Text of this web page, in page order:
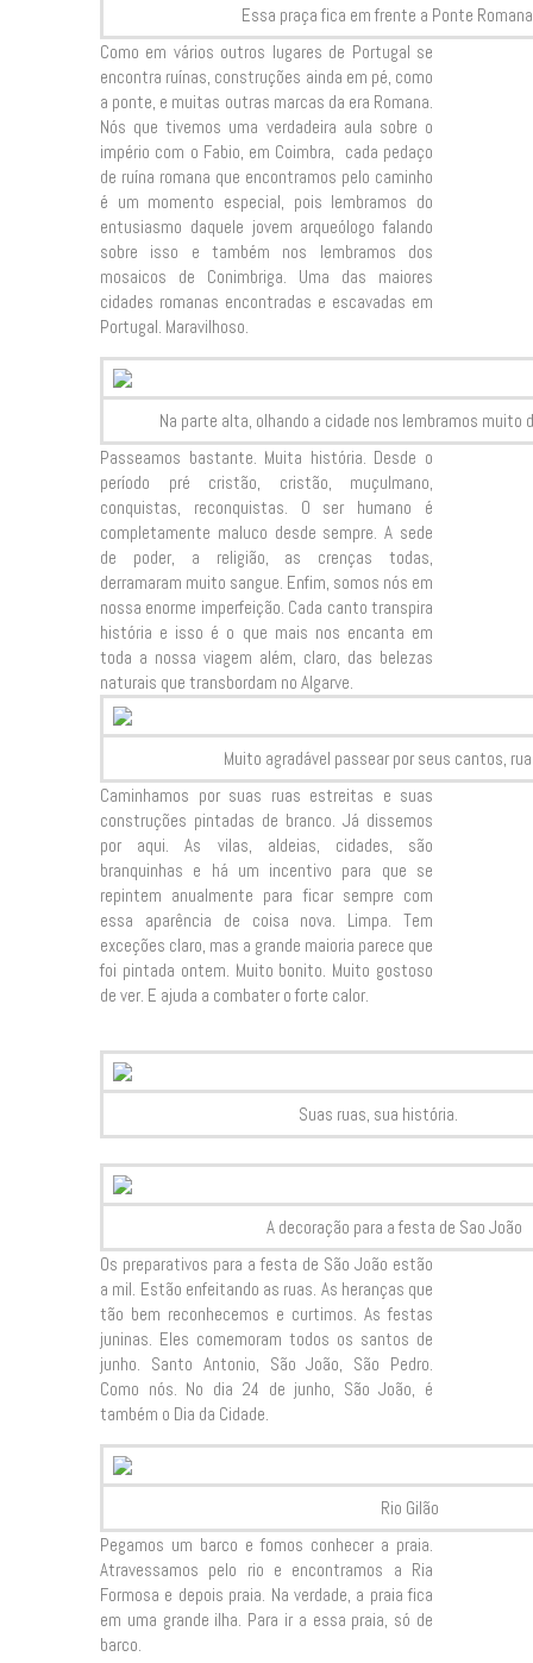
Essa praça fica em frente a Ponte
Como em vários outros lugares de Portugal se
encontra ruínas, construções ainda em pé, como
a ponte, e muitas outras marcas da era Romana.
Nós que tivemos uma verdadeira aula sobre o
império com o Fabio, em Coimbra, cada pedaço
de ruína romana que encontramos pelo caminho
é um momento especial, pois lembramos do
entusiasmo daquele jovem arqueólogo falando
sobre isso e também nos lembramos dos
mosaicos de Conimbriga. Uma das maiores
cidades romanas encontradas e escavadas em
Portugal. Maravilhoso.
Na parte alta, olhando a cidade nos lembramos muito
Passeamos bastante. Muita história. Desde o
período pré cristão, cristão, muçulmano,
conquistas, reconquistas. O ser humano é
completamente maluco desde sempre. A sede
de poder, a religião, as crenças todas,
derramaram muito sangue. Enfim, somos nós em
nossa enorme imperfeição. Cada canto transpira
história e isso é o que mais nos encanta em
toda a nossa viagem além, claro, das belezas
naturais que transbordam no Algarve.
Muito agradável passear por seus cantos, ruas
Caminhamos por suas ruas estreitas e suas
construções pintadas de branco. Já dissemos
por aqui. As vilas, aldeias, cidades, são
branquinhas e há um incentivo para que se
repintem anualmente para ficar sempre com
essa aparência de coisa nova. Limpa. Tem
exceções claro, mas a grande maioria parece que
foi pintada ontem. Muito bonito. Muito gostoso
de ver. E ajuda a combater o forte calor.
Suas ruas, sua história.
A decoração para a festa de Sao João
Os preparativos para a festa de São João estão
a mil. Estão enfeitando as ruas. As heranças que
tão bem reconhecemos e curtimos. As festas
juninas. Eles comemoram todos os santos de
junho. Santo Antonio, São João, São Pedro.
Como nós. No dia 24 de junho, São João, é
também o Dia da Cidade.
Rio Gilão
Pegamos um barco e fomos conhecer a praia.
Atravessamos pelo rio e encontramos a Ria
Formosa e depois praia. Na verdade, a praia fica
em uma grande ilha. Para ir a essa praia, só de
barco.